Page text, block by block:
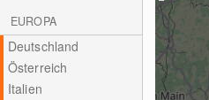
EUROPA
Deutschland
Österreich
Italien